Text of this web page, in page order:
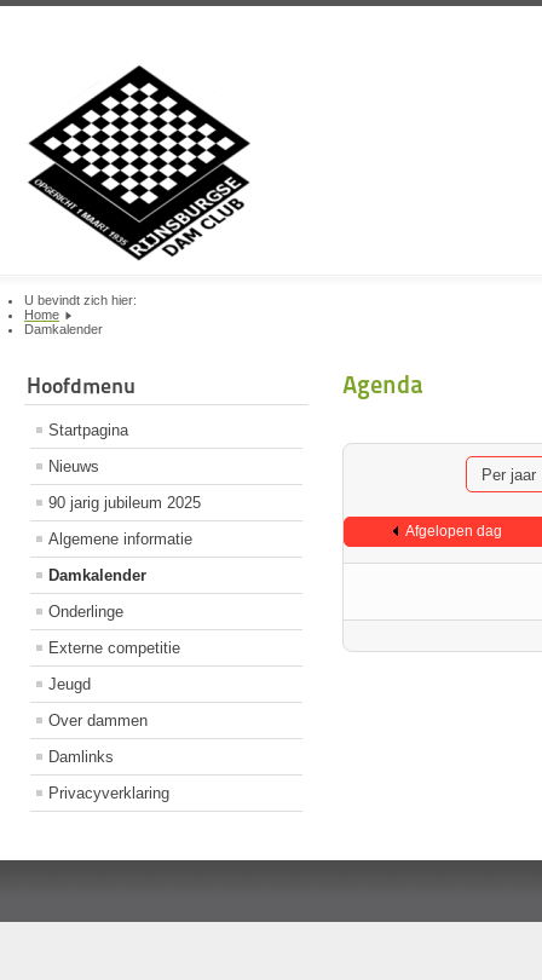
U bevindt zich hier:
Home
Damkalender
Hoofdmenu
Startpagina
Nieuws
90 jarig jubileum 2025
Algemene informatie
Damkalender
Onderlinge
Externe competitie
Jeugd
Over dammen
Damlinks
Privacyverklaring
Agenda
Per jaar
Afgelopen dag